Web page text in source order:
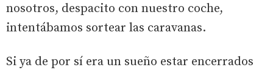
nosotros, despacito con nuestro coche,
intentábamos sortear las caravanas.
Si ya de por sí era un sueño estar encerrados